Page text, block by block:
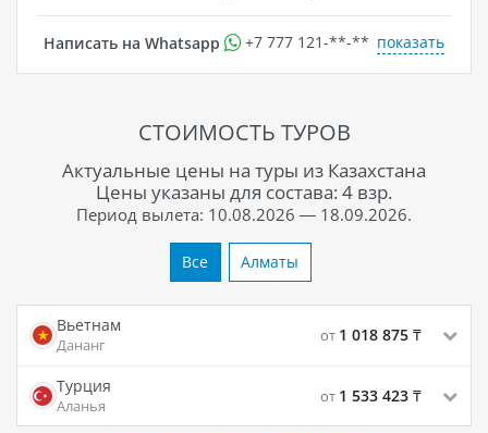
Написать на Whatsapp +7 777 121-**-** показать
СТОИМОСТЬ ТУРОВ
Актуальные цены на туры из Казахстана
Цены указаны для состава: 4 взр.
Период вылета: 10.08.2026 — 18.09.2026.
Все Алматы
Вьетнам
Дананг
от 1 018 875 ₸
Турция
Аланья
от 1 533 423 ₸